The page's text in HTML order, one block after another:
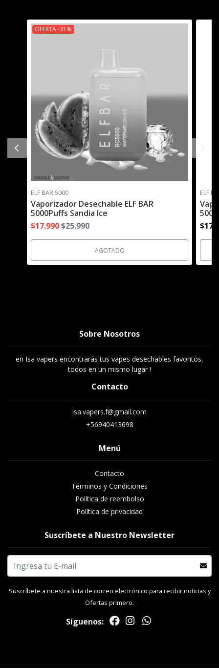
OFERTA -31%
ELF BAR 5000
Vaporizador Desechable ELF BAR
5000Puffs Sandia Ice
$17.990$25.990
AGOTADO
ELF
Sobre Nosotros
en Isa vapers encontrarás tus vapes desechables favoritos,
todos en un mismo lugar !
Contacto
isa.vapers.f@gmail.com
+56940413698
Menú
Contacto
Términos y Condiciones
Política de reembolso
Política de privacidad
Suscríbete a Nuestro Newsletter
Suscríbete a nuestra lista de correo electrónico para recibir noticias y
Ofertas primero.
Síguenos: